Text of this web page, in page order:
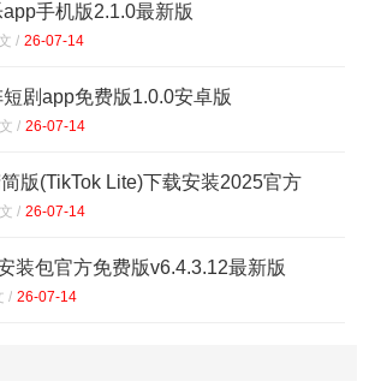
手机版2.1.0最新版
/ 26-07-14
剧app免费版1.0.0安卓版
/ 26-07-14
版(TikTok Lite)下载安装2025官方
/ 26-07-14
装包官方免费版v6.4.3.12最新版
/ 26-07-14